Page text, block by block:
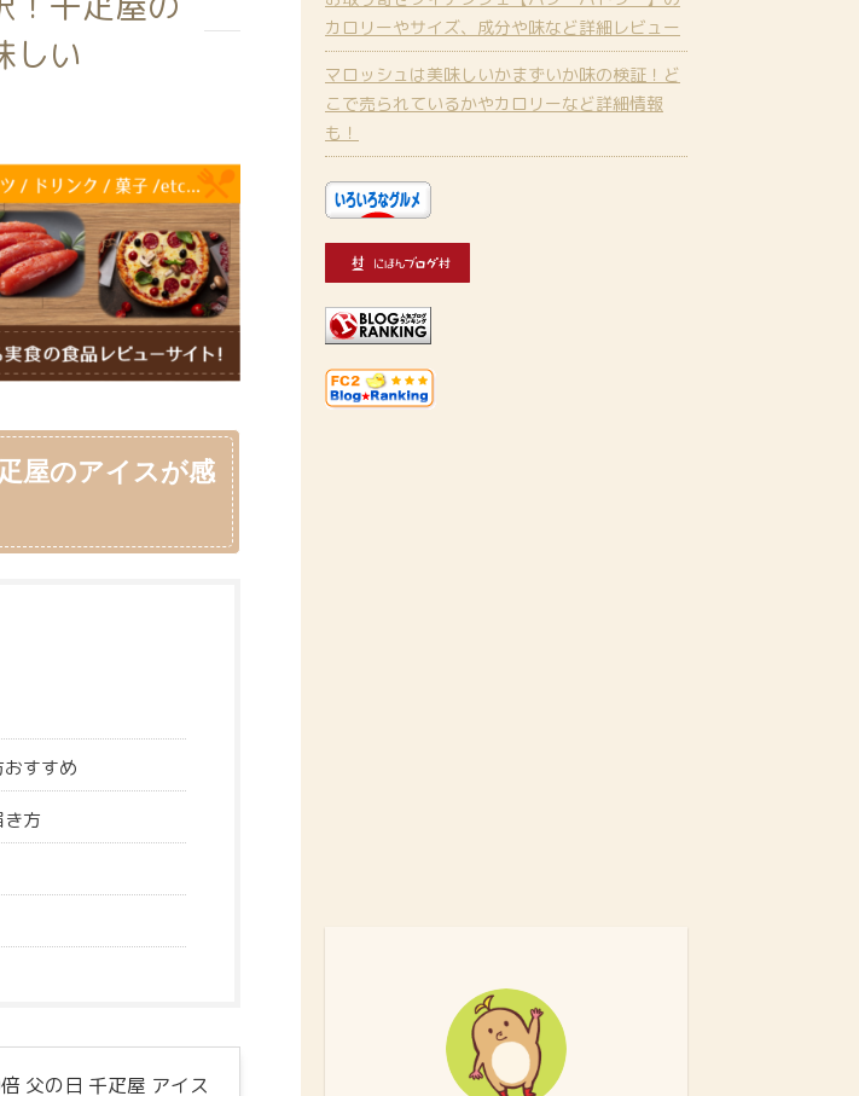
しい
屋のアイスが感
すすめ
方
父の日 千疋屋 アイス
カロリーやサイズ、成分や味など詳細レビュー
マロッシュは美味しいかまずいか味の検証！ど
こで売られているかやカロリーなど詳細情報
も！